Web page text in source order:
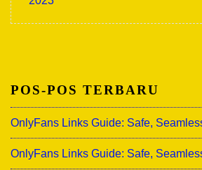
POS-POS TERBARU
OnlyFans Links Guide: Safe,
OnlyFans Links Guide: Safe,